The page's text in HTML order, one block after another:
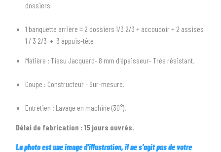
Tous les types
2SÉLECTIONNEZ LA MARQUE DE VOTRE VÉHICULE
Toutes les marques
Tous les modèles
dossiers
1 banquette arrière = 2 dossiers 1/3 2/3 + accoudoir + 2 assises
1 / 3 2/3 + 3 appuis-tête
Matière : Tissu Jacquard- 8 mm d'épaisseur- Très résistant.
Coupe : Constructeur - Sur-mesure.
Entretien : Lavage en machine (30°).
Délai de fabrication : 15 jours ouvrés.
La photo est une image d'illustration, il ne s'agit pas de votre